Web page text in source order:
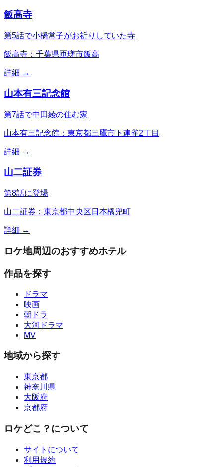
飯高寺
第5話で小橋常子がお祈りしていた寺
飯高寺：千葉県匝瑳市飯高
詳細 →
山本有三記念館
第7話で中田綾の住む家
山本有三記念館：東京都三鷹市下連雀2丁目
詳細 →
山二証券
第8話に登場
山二証券：東京都中央区日本橋兜町
詳細 →
ロケ地周辺のおすすめホテル
作品を探す
ドラマ
映画
朝ドラ
大河ドラマ
MV
地域から探す
東京都
神奈川県
大阪府
京都府
ロケどこ？について
サイトについて
利用規約